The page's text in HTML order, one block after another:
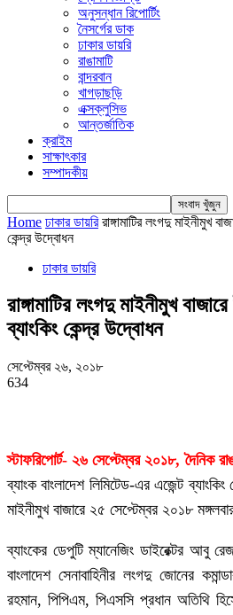
অনুসন্ধান রিপোর্টিং
নৈসর্গের ডাক
ঢাকার ডায়রি
রাঙামাটি
বান্দরবান
খাগড়াছড়ি
এক্সক্লুসিভ
আন্তর্জাতিক
ক্রাইম
সাক্ষাৎকার
সম্পাদকীয়
Home ঢাকার ডায়রি রাঙ্গামাটির লংগদু মাইনীমুখ
কেন্দ্র উদ্বোধন
ঢাকার ডায়রি
রাঙ্গামাটির লংগদু মাইনীমুখ
ব্যাংকিং কেন্দ্র উদ্বোধন
সেপ্টেম্বর ২৬, ২০১৮
634
স্টাফরিপোর্ট- ২৬ সেপ্টেম্বর ২০১৮, দৈনিক
ব্যাংক বাংলাদেশ লিমিটেড-এর এজেন্ট ব্যাংকিং
মাইনীমুখ বাজারে ২৫ সেপ্টেম্বর ২০১৮
ব্যাংকের ডেপুটি ম্যানেজিং ডাইরেক্টর আবু
বাংলাদেশ সেনাবাহিনীর লংগদু জোনের
রহমান, পিপিএম, পিএসসি প্রধান অতিথি